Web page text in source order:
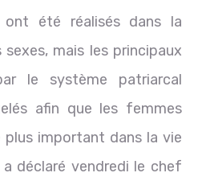
ont été réalisés dans la
mais les principaux
le système patriarcal
afin que les femmes
plus important dans la vie
déclaré vendredi le chef